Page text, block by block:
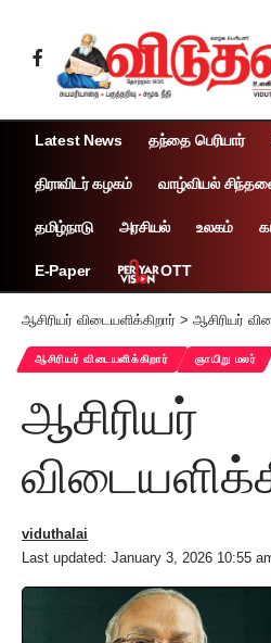
Latest News தந்தை பெரியார்
திராவிடர் கழகம் வாழ்வியல்
தமிழ்நாடு அரசியல் உலகம்
E-Paper OTT
ஆசிரியர் விடையளிக்கிறார் > ஆசிரியர்
ஆசிரியர் விடையளிக்கிறார் ஞாயிறு மலர்
ஆசிரியர்
Last updated: January 3, 2026 10:55
viduthalai